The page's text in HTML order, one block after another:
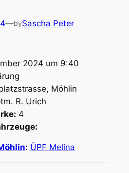
—bySascha Peter
2024 um 9:40
Möhlin
R. Urich
4
: ÜPF Melina